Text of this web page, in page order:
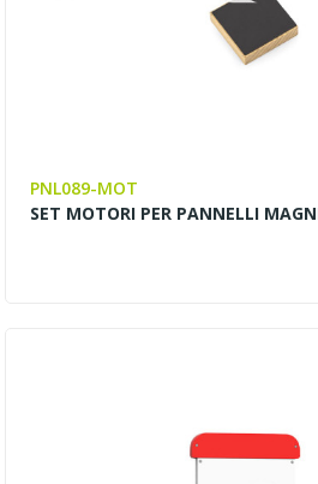
PNL089-MOT
SET MOTORI PER PANNELLI